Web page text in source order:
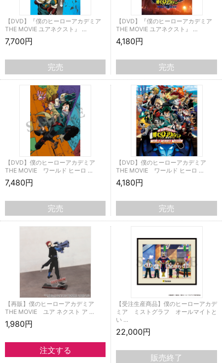
【DVD】『僕のヒーローアカデミア
THE MOVIE ユアネクスト』 …
7,700円
完売
【DVD】『僕のヒーローアカデミア
THE MOVIE ユアネクスト』 …
4,180円
完売
【DVD】僕のヒーローアカデミア
THE MOVIE ワールド ヒーロ …
7,480円
完売
【DVD】僕のヒーローアカデミア
THE MOVIE ワールド ヒーロ …
4,180円
完売
【再販】僕のヒーローアカデミア
THE MOVIE ユア ネクスト ア …
1,980円
【受注生産商品】僕のヒーローアカデ
ミア ミストグラフ オールマイトと
い …
22,000円
販売終了